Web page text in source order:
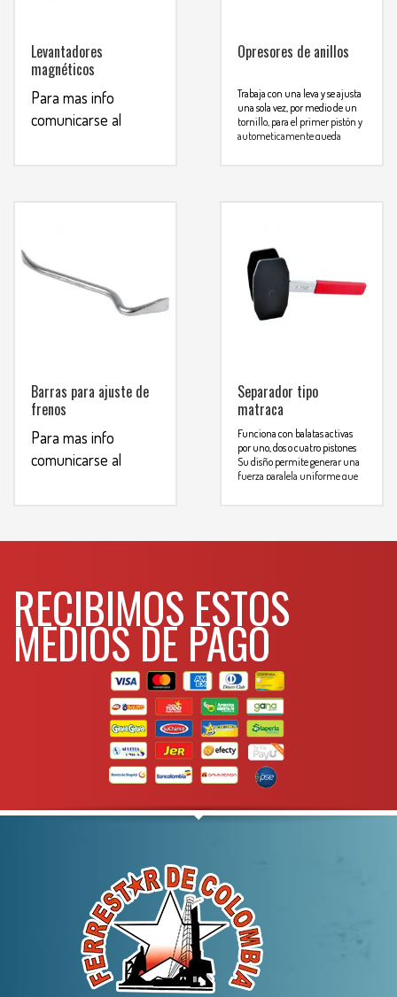
Levantadores
magnéticos
Para mas info
comunicarse al
Opresores de anillos
Trabaja con una leva y se ajusta
una sola vez, por medio de un
tornillo, para el primer pistón y
autometicamente queda
Barras para ajuste de
frenos
Para mas info
comunicarse al
Separador tipo
matraca
Funciona con balatas activas
por uno, dos o cuatro pistones
Su disño permite generar una
fuerza paralela uniforme que
la compresión del pistón
Para mas info
comunicarse al
WHATSAPP
RECIBIMOS ESTOS
MEDIOS DE PAGO